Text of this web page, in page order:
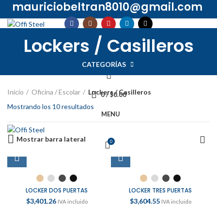
mauriciobeltran8010@gmail.com
PROMOCIONES
CONTACTO
INICIAR SESIÓN / REGISTRARSE
0/ $0.00
MENU
0
Lockers / Casilleros
CATEGORÍAS
Inicio Oficina / Escolar
Lockers / Casilleros
Mostrando los 10 resultados
Mostrar barra lateral
LOCKER DOS PUERTAS
$3,401.26 IVA incluido
LOCKER TRES PUERTAS
$3,604.55 IVA incluido